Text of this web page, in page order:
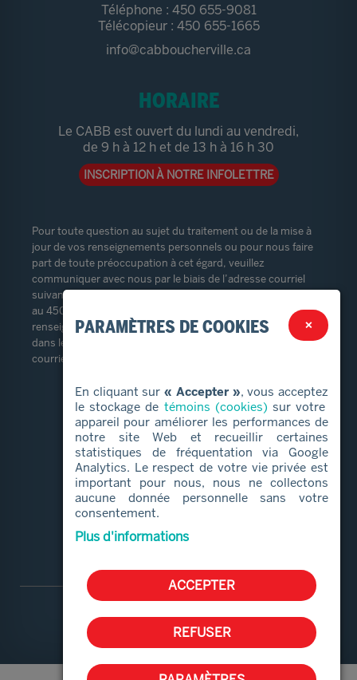
Téléphone : 450 655-9081
Télécopieur : 450 655-1665
info@cabboucherville.ca
HORAIRE
Le CABB est ouvert du lundi au vendredi,
de 9 h à 12 h et de 13 h à 16 h 30
INSCRIPTION À NOTRE INFOLETTRE
Pour toute question au sujet du traitement ou de la mise à
jour de vos renseignements personnels ou pour nous faire
part de toute préoccupation à cet égard, veuillez
communiquer avec nous par le biais de l’adresse courriel
suivante :
au 450-655-9081. Le responsable de la protection des
renseignements personnels prendra contact avec vous
dans les trente (30) jours suivant la réception de votre
courriel.
LIENS RAPIDES
Services alimentaires
Proches aidants
Aide et services
Bénévolat
Qui sommes-nous
×
PARAMÈTRES DE COOKIES
En cliquant sur« Accepter », vous acceptez
le stockage de témoins (cookies) sur votre
appareil pour améliorer les performances de
notre site Web et recueillir certaines
statistiques de fréquentation via Google
Analytics. Le respect de votre vie privée est
important pour nous, nous ne collectons
aucune donnée personnelle sans votre
consentement.
Plus d'informations
ACCEPTER
REFUSER